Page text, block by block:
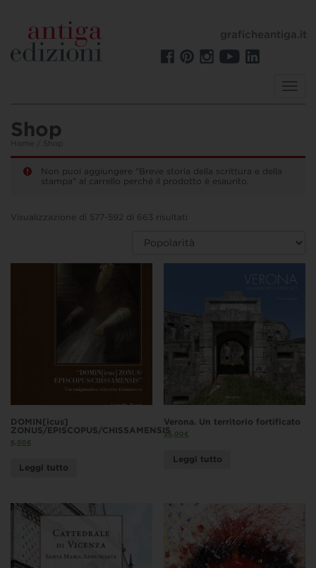
graficheantiga.it
Shop
Home / Shop
Non puoi aggiungere "Breve storia della scrittura e della
stampa" al carrello perché il prodotto è esaurito.
Visualizzazione di 577-592 di 663 risultati
DOMIN[icus]
ZONUS/EPISCOPUS/CHISSAMENSIS
6,00€
Leggi tutto
Verona. Un territorio fortificato
35,00€
Leggi tutto